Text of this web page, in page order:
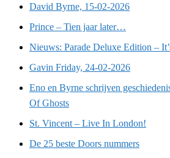
David Byrne, 15-02-2026
Prince – Tien jaar later…
Nieuws: Parade Deluxe Edition –
Gavin Friday, 24-02-2026
Eno en Byrne schrijven
Of Ghosts
St. Vincent – Live In London!
De 25 beste Doors nummers